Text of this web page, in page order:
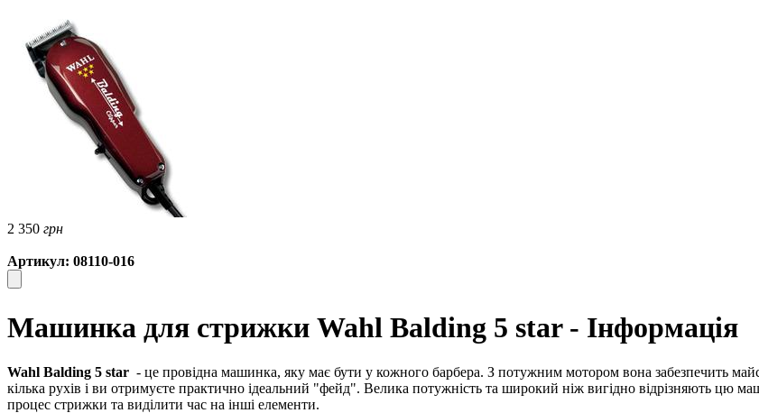
2 350 грн
Артикул: 08110-016
Машинка для стрижки Wahl Balding 5 star - Інформація
Wahl Balding 5 star - це провідна машинка, яку має бути у кожного барбера. З потужним мотором вона забезпечить
кілька рухів і ви отримуєте практично ідеальний "фейд". Велика потужність та широкий ніж вигідно відрізняють цю
процес стрижки та виділити час на інші елементи.